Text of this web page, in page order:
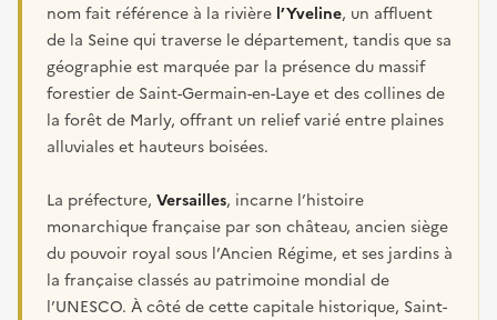
nom fait référence à la rivière l’Yveline, un affluent
de la Seine qui traverse le département, tandis que sa
géographie est marquée par la présence du massif
forestier de Saint-Germain-en-Laye et des collines de
la forêt de Marly, offrant un relief varié entre plaines
alluviales et hauteurs boisées.
La préfecture, Versailles, incarne l’histoire
monarchique française par son château, ancien siège
du pouvoir royal sous l’Ancien Régime, et ses jardins à
la française classés au patrimoine mondial de
l’UNESCO. À côté de cette capitale historique, Saint-